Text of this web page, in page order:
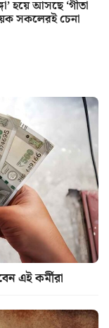
হয়ে আসছে ‘গীতা
সকলেরই চেনা
এই কর্মীরা